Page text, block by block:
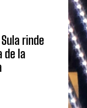
rinde
de la